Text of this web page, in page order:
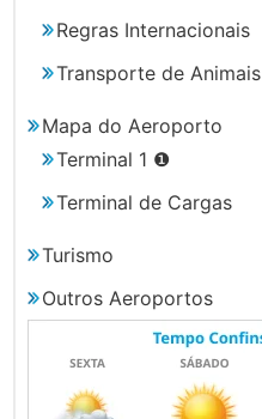
Regras Internacionais
Transporte de Animais
Mapa do Aeroporto
Terminal 1 ❶
Terminal de Cargas
Turismo
Outros Aeroportos